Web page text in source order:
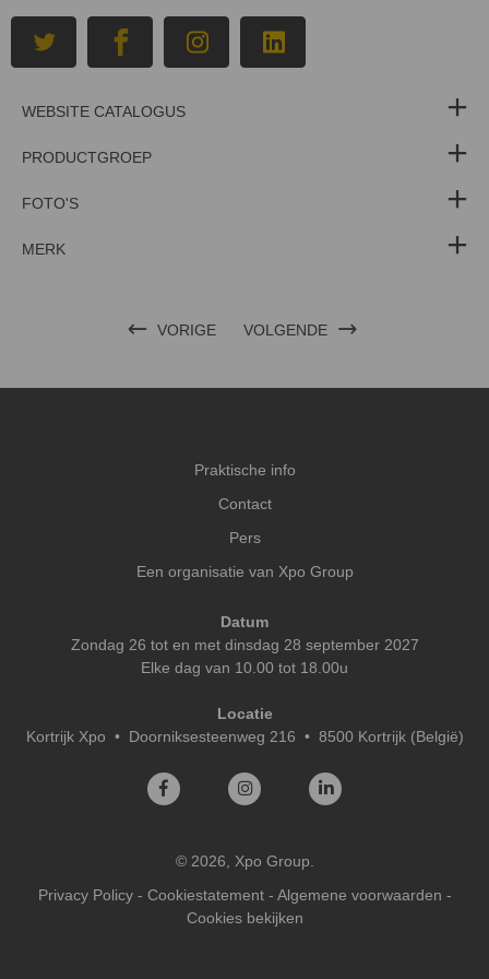
WEBSITE CATALOGUS
PRODUCTGROEP
FOTO'S
MERK
VORIGE VOLGENDE
Praktische info
Contact
Pers
Een organisatie van Xpo Group
Datum
Zondag 26 tot en met dinsdag 28 september 2027
Elke dag van 10.00 tot 18.00u
Locatie
Kortrijk Xpo • Doorniksesteenweg 216 • 8500 Kortrijk (België)
© 2026, Xpo Group.
Privacy Policy- Cookiestatement- Algemene voorwaarden -
Cookies bekijken